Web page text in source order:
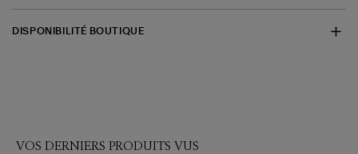
DISPONIBILITÉ BOUTIQUE
VOS DERNIERS PRODUITS VUS